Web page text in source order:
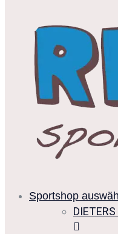
Sportshop